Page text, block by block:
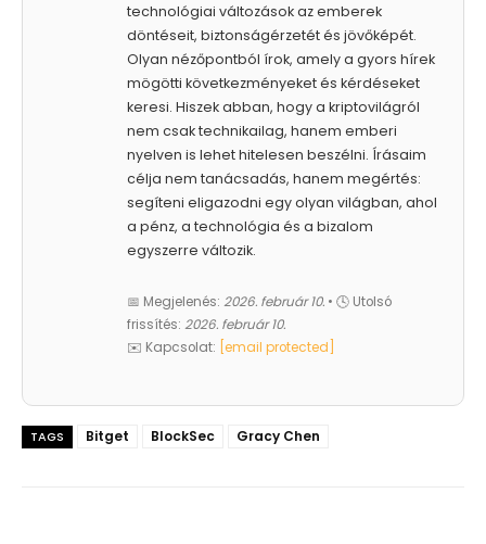
technológiai változások az emberek
döntéseit, biztonságérzetét és jövőképét.
Olyan nézőpontból írok, amely a gyors hírek
mögötti következményeket és kérdéseket
keresi. Hiszek abban, hogy a kriptovilágról
nem csak technikailag, hanem emberi
nyelven is lehet hitelesen beszélni. Írásaim
célja nem tanácsadás, hanem megértés:
segíteni eligazodni egy olyan világban, ahol
a pénz, a technológia és a bizalom
egyszerre változik.
📅 Megjelenés: 2026. február 10. • 🕓 Utolsó
frissítés: 2026. február 10.
✉️ Kapcsolat:
[email protected]
TAGS Bitget BlockSec Gracy Chen